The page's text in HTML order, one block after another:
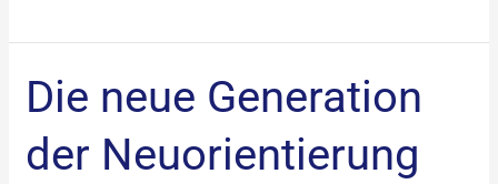
Die neue Generation
der Neuorientierung
Die
neue
Generation
der